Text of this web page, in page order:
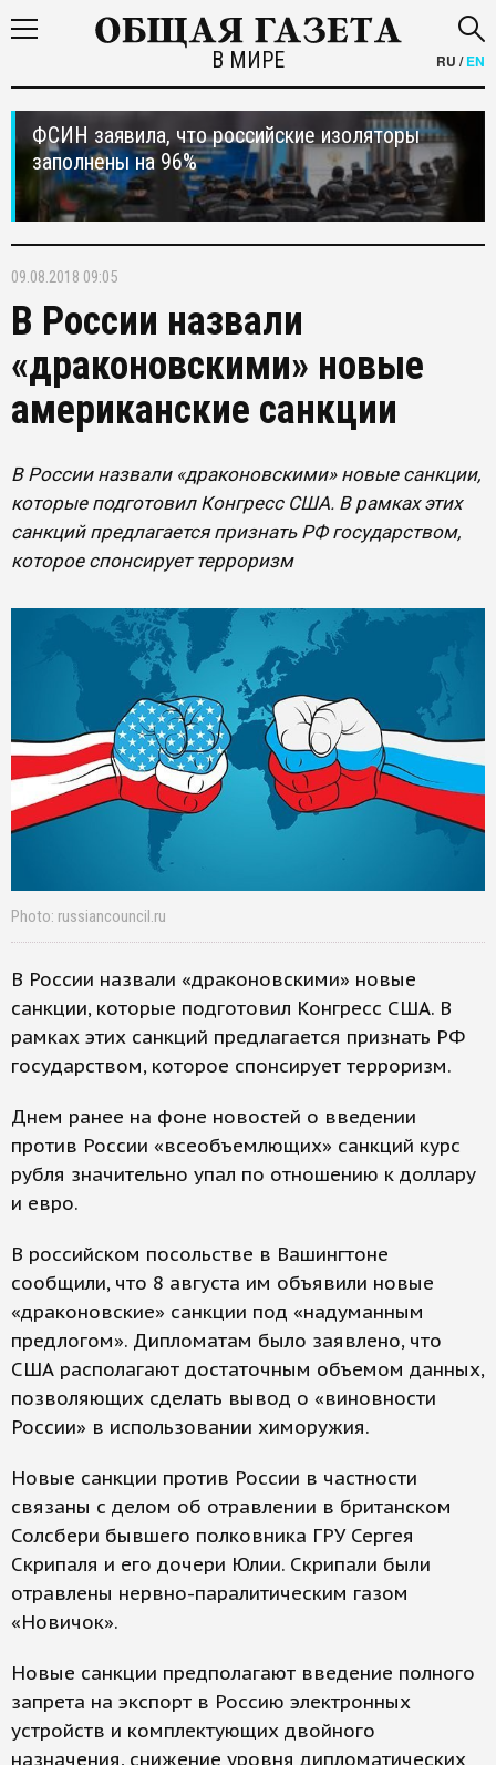
В МИРЕ RU /EN
ФСИН заявила, что российские изоляторы
заполнены на 96%
09.08.2018 09:05
В России назвали
«драконовскими» новые
американские санкции
В России назвали «драконовскими» новые санкции,
которые подготовил Конгресс США. В рамках этих
санкций предлагается признать РФ государством,
которое спонсирует терроризм
Photo: russiancouncil.ru
В России назвали «драконовскими» новые
санкции, которые подготовил Конгресс США. В
рамках этих санкций предлагается признать РФ
государством, которое спонсирует терроризм.
Днем ранее на фоне новостей о введении
против России «всеобъемлющих» санкций курс
рубля значительно упал по отношению к доллару
и евро.
В российском посольстве в Вашингтоне
сообщили, что 8 августа им объявили новые
«драконовские» санкции под «надуманным
предлогом». Дипломатам было заявлено, что
США располагают достаточным объемом данных,
позволяющих сделать вывод о «виновности
России» в использовании химоружия.
Новые санкции против России в частности
связаны с делом об отравлении в британском
Солсбери бывшего полковника ГРУ Сергея
Скрипаля и его дочери Юлии. Скрипали были
отравлены нервно-паралитическим газом
«Новичок».
Новые санкции предполагают введение полного
запрета на экспорт в Россию электронных
устройств и комплектующих двойного
назначения, снижение уровня дипломатических